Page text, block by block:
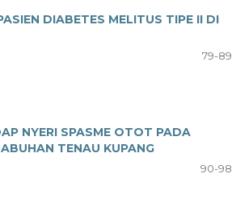
DIABETES MELITUS TIPE II DI
79-89
NYERI SPASME OTOT PADA
TENAU KUPANG
90-98